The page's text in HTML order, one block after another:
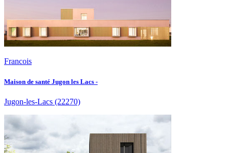
Francois
Maison de santé Jugon les Lacs -
Jugon-les-Lacs (22270)